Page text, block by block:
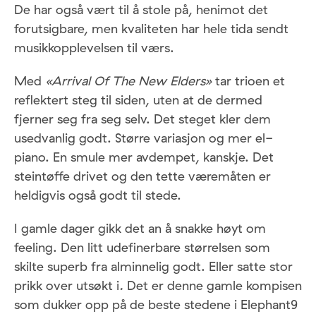
De har også vært til å stole på, henimot det
forutsigbare, men kvaliteten har hele tida sendt
musikkopplevelsen til værs.
Med «Arrival Of The New Elders»tar trioen et
reflektert steg til siden, uten at de dermed
fjerner seg fra seg selv. Det steget kler dem
usedvanlig godt. Større variasjon og mer el-
piano. En smule mer avdempet, kanskje. Det
steintøffe drivet og den tette væremåten er
heldigvis også godt til stede.
I gamle dager gikk det an å snakke høyt om
feeling. Den litt udefinerbare størrelsen som
skilte superb fra alminnelig godt. Eller satte stor
prikk over utsøkt i. Det er denne gamle kompisen
som dukker opp på de beste stedene i Elephant9